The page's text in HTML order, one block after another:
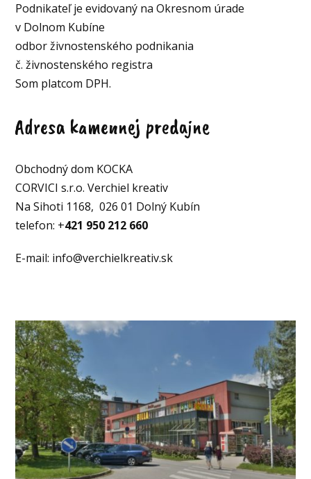
Podnikateľ je evidovaný na Okresnom úrade
v Dolnom Kubíne
odbor živnostenského podnikania
č. živnostenského registra
Som platcom DPH.
Adresa kamennej predajne
Obchodný dom KOCKA
CORVICI s.r.o. Verchiel kreativ
Na Sihoti 1168, 026 01 Dolný Kubín
telefon: +421 950 212 660
E-mail: info@verchielkreativ.sk